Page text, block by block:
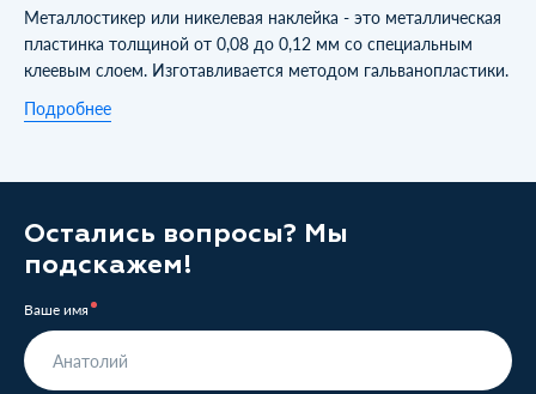
Металлостикер или никелевая наклейка - это металлическая
пластинка толщиной от 0,08 до 0,12 мм со специальным
клеевым слоем. Изготавливается методом гальванопластики.
Подробнее
Остались вопросы? Мы
подскажем!
Ваше имя